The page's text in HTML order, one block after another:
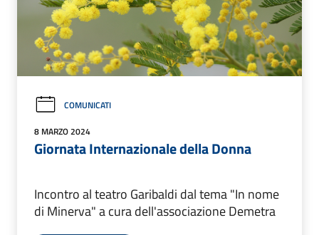
COMUNICATI
8 MARZO 2024
Giornata Internazionale della Donna
Incontro al teatro Garibaldi dal tema "In nome
di Minerva" a cura dell'associazione Demetra